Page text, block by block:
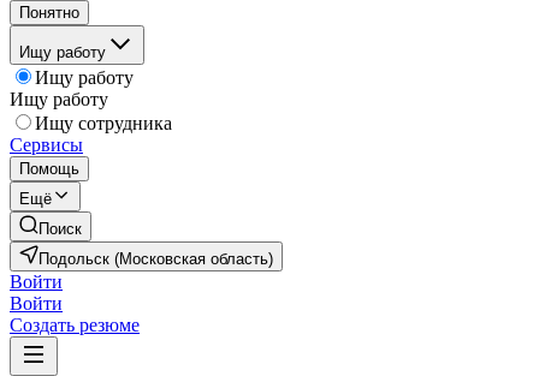
Понятно
Ищу работу
Ищу работу
Ищу работу
Ищу сотрудника
Сервисы
Помощь
Ещё
Поиск
Подольск (Московская область)
Войти
Войти
Создать резюме